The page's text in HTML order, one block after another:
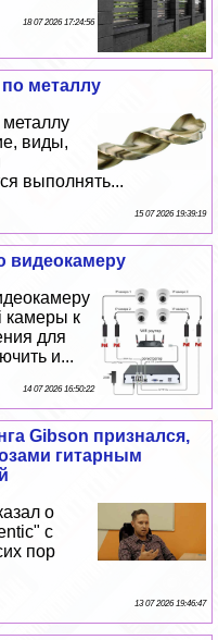
18 07 2026 17:24:56
металлу
металлу
виды,
выполнять...
15 07 2026 19:39:19
видеокамеру
камеры к
для
и...
14 07 2026 16:50:22
Gibson признался,
гитарным
о
с
пор
13 07 2026 19:46:47